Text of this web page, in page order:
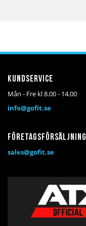
Kundservice
Mån - Fre kl 8.00 - 14.00
info@gofit.se
Företagsförsäljning
sales@gofit.se